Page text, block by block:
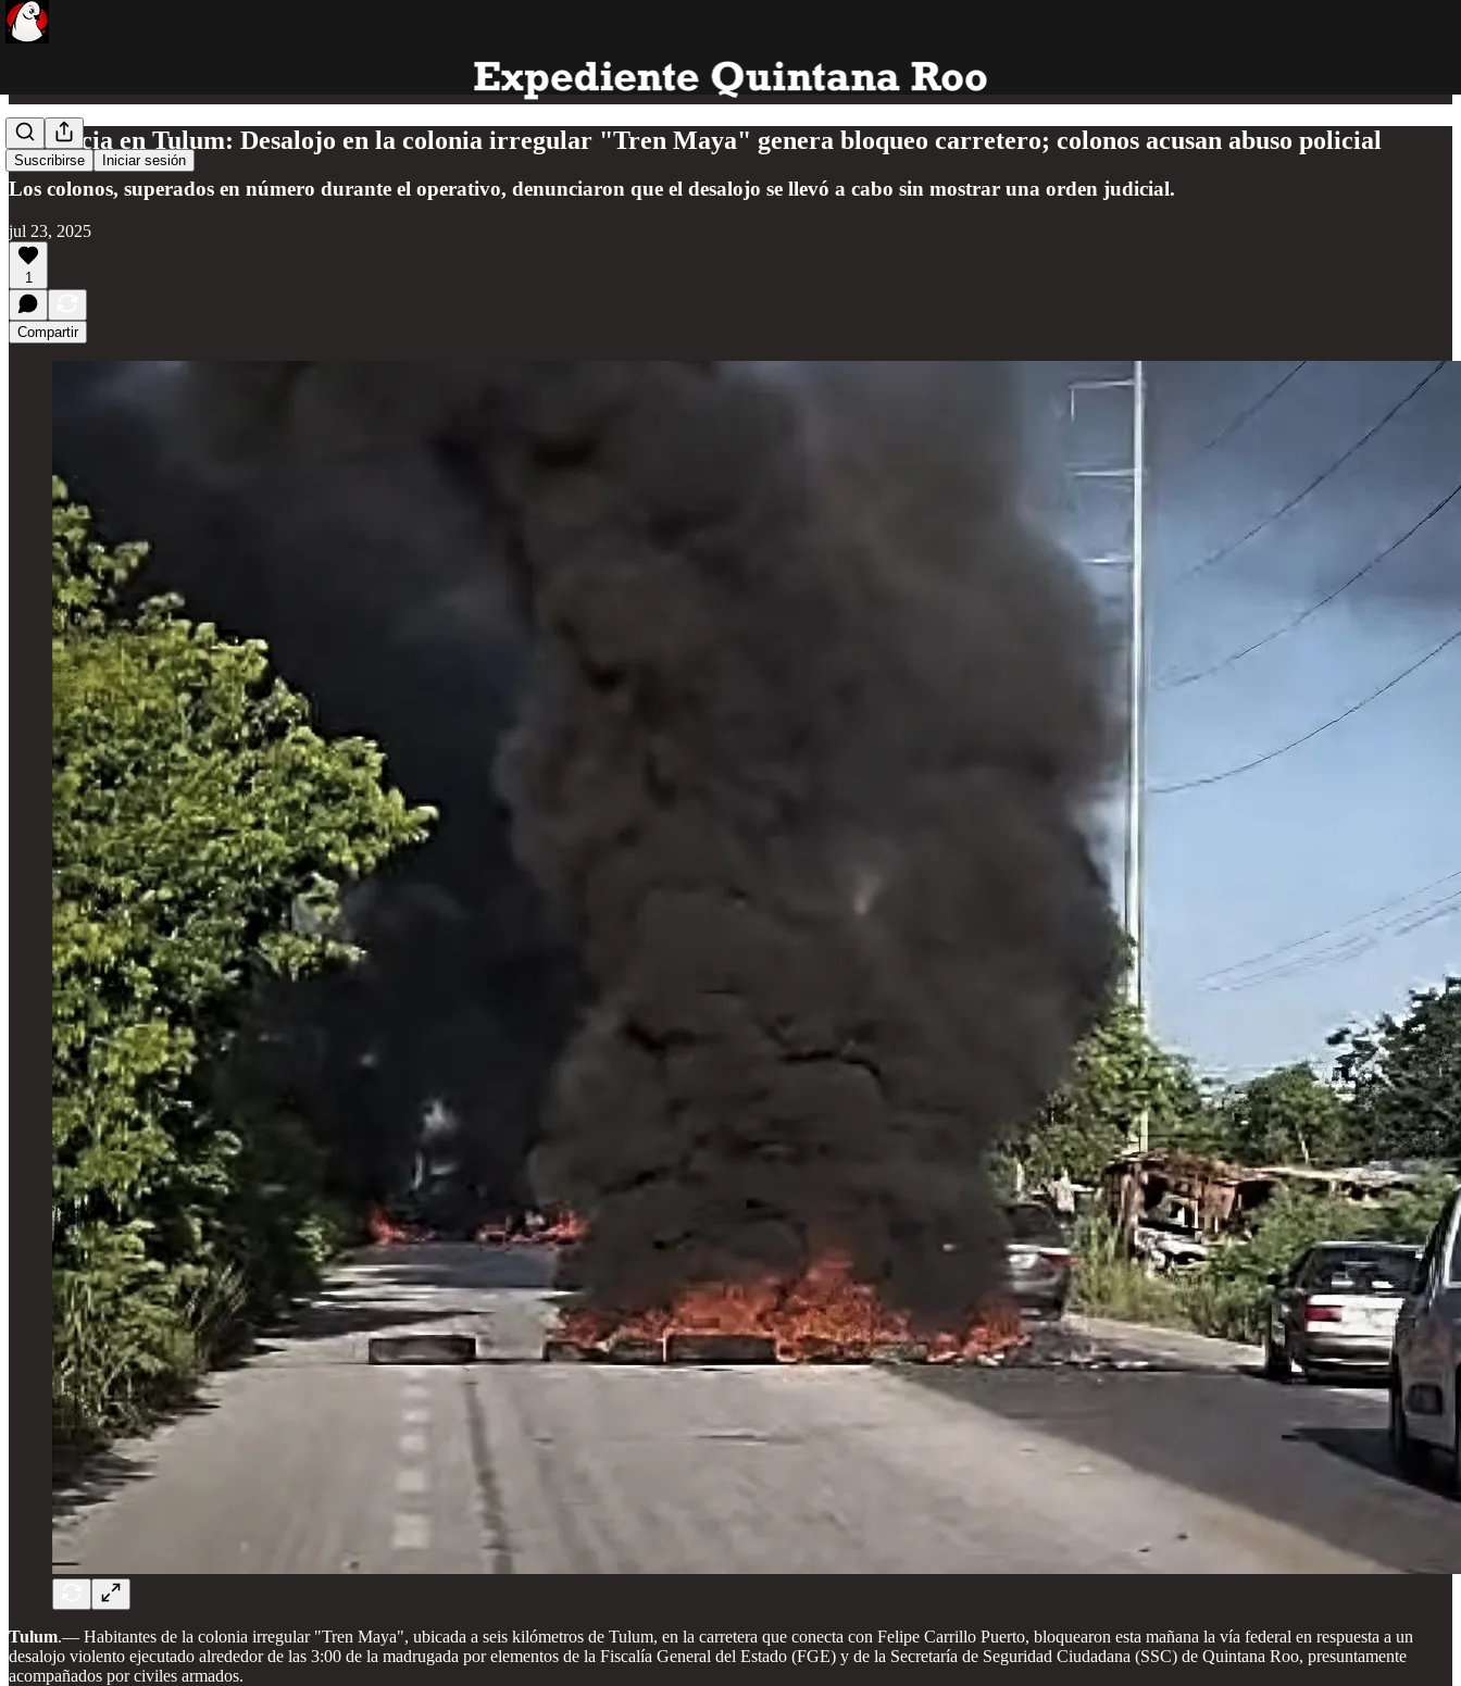
Suscribirse Iniciar sesión
Violencia en Tulum: Desalojo en la colonia irregular "Tren Maya" genera bloqueo carretero; colonos acusan abuso policial
Los colonos, superados en número durante el operativo, denunciaron que el desalojo se llevó a cabo sin mostrar una orden judicial.
jul 23, 2025
1
Compartir
Tulum.— Habitantes de la colonia irregular "Tren Maya", ubicada a seis kilómetros de Tulum, en la carretera que conecta con Felipe Carrillo Puerto, bloquearon esta mañana la vía federal en respuesta a un
desalojo violento ejecutado alrededor de las 3:00 de la madrugada por elementos de la Fiscalía General del Estado (FGE) y de la Secretaría de Seguridad Ciudadana (SSC) de Quintana Roo, presuntamente
acompañados por civiles armados.